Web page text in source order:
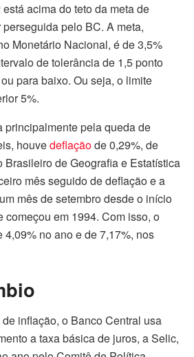
acima do teto da meta de
pelo BC. A meta,
Monetário Nacional, é de 3,5%
de tolerância de 1,5 ponto
para baixo. Ou seja, o limite
5%.
principalmente pela queda de
houvedeflaçãode 0,29%, de
Brasileiro de Geografia e Estatística
mês seguido de deflação e a
mês de setembro desde o início
começou em 1994. Com isso, o
no ano e de 7,17%, nos
inflação, o Banco Central usa
a taxa básica de juros, a Selic,